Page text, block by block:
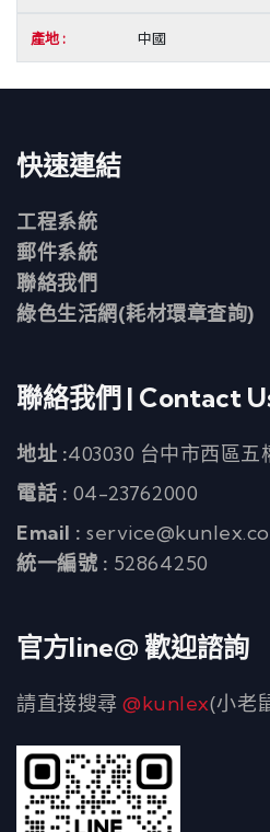
中國
快速連結
工程系統
郵件系統
聯絡我們
綠色生活網(耗材環章查詢)
聯絡我們 | Contact
地址 :403030 台中市西區五
電話 : 04-23762000
Email :
統一編號 : 52864250
官方line@ 歡迎諮詢
請直接搜尋 @kunlex(小老